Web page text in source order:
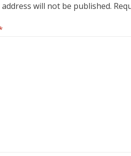
will not be published.